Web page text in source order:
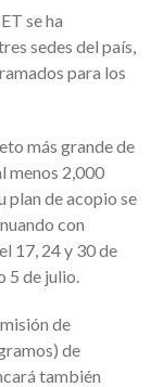
se ha
sedes del país,
para los
más grande de
menos 2,000
plan de acopio se
con
17, 24 y 30 de
5 de julio.
de
de
también